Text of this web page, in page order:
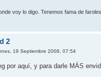
voy lo digo. Tenemos fama de
2
19 Septiembre 2008, 07:54
por aquí, y para darle MÁS